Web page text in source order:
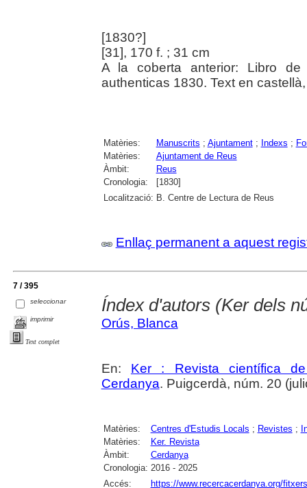
[1830?]
[31], 170 f. ; 31 cm
A la coberta anterior: Libro de
authenticas 1830. Text en
Matèries: Manuscrits ; Ajuntament; Indexs ;
Matèries:
Ajuntament de Reus
Àmbit:
Reus
Cronologia:
[1830]
Localització: B. Centre de Lectura de Reus
Enllaç permanent a aquest
7 / 395
seleccionar
imprimir
Text complet
Índex d'autors (Ker dels
Orús, Blanca
En: Ker : Revista científica
Cerdanya. Puigcerdà, núm. 20
Matèries: Centres d'Estudis Locals ; Revistes ;
Matèries:
Ker. Revista
Àmbit:
Cerdanya
Cronologia: 2016 - 2025
Accés:
https://www.recercacerdanya.org/